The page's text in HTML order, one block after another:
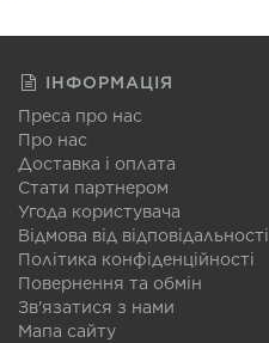
ІНФОРМАЦІЯ
Преса про нас
Про нас
Доставка і оплата
Стати партнером
Угода користувача
Відмова від відповідальності
Політика конфіденційності
Повернення та обмін
Зв'язатися з нами
Мапа сайту